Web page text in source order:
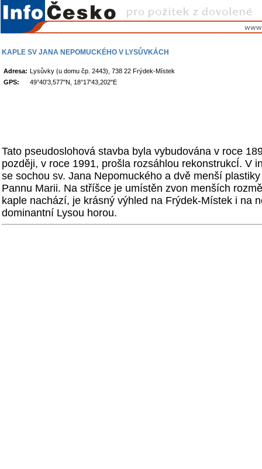
KAPLE SV JANA NEPOMUCKÉHO V LYSŮVKÁCH
Adresa: Lysůvky (u domu čp. 2443), 738 22 Frýdek-Místek
GPS:
49°40'3,577"N, 18°17'43,202"E
Tato pseudoslohová stavba byla vybudována v roce
později, v roce 1991, prošla rozsáhlou rekonstrukcÍ. V
se sochou sv. Jana Nepomuckého a dvě menší
Pannu Marii. Na stříšce je umístěn zvon menších
kaple nachází, je krásný výhled na Frýdek-Místek i na
dominantní Lysou horou.